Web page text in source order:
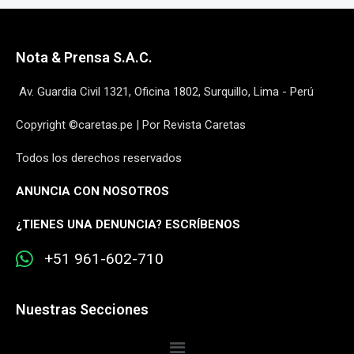
Nota & Prensa S.A.C.
Av. Guardia Civil 1321, Oficina 1802, Surquillo, Lima - Perú
Copyright ©caretas.pe | Por Revista Caretas
Todos los derechos reservados
ANUNCIA CON NOSOTROS
¿TIENES UNA DENUNCIA? ESCRÍBENOS
+51 961-602-710
Nuestras Secciones